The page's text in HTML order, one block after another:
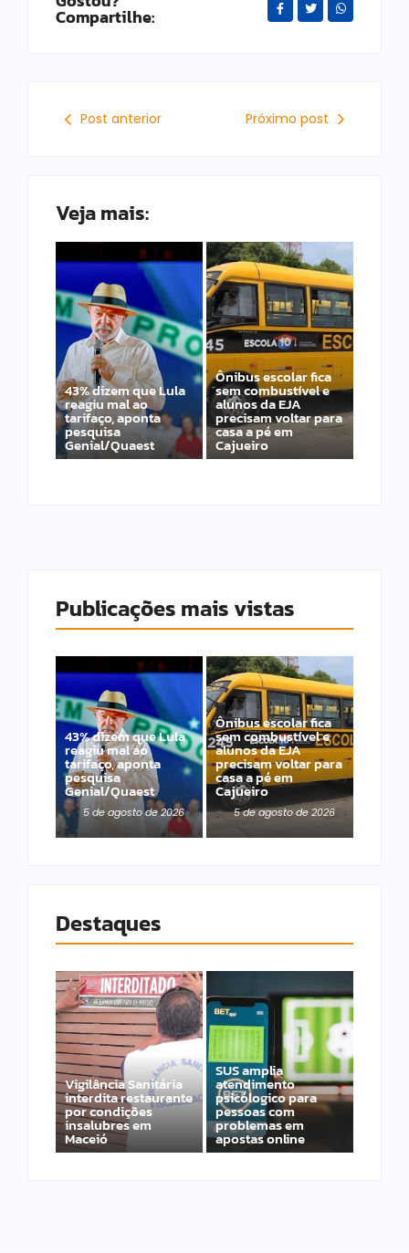
Compartilhe:
Post anterior Próximo post
Veja mais:
43% dizem que Lula
reagiu mal ao
tarifaço, aponta
pesquisa
Genial/Quaest
Ônibus escolar fica
sem combustível e
alunos da EJA
precisam voltar para
casa a pé em
Cajueiro
Publicações mais vistas
43% dizem que Lula
reagiu mal ao
tarifaço, aponta
pesquisa
Genial/Quaest
5 de agosto de 2026
Ônibus escolar fica
sem combustível e
alunos da EJA
precisam voltar para
casa a pé em
Cajueiro
5 de agosto de 2026
Destaques
Vigilância Sanitária
interdita restaurante
por condições
insalubres em
Maceió
SUS amplia
atendimento
psicólogico para
pessoas com
problemas em
apostas online